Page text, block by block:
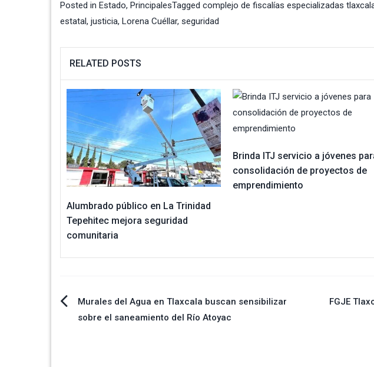
Posted in Estado, PrincipalesTagged complejo de fiscalías especializadas
estatal, justicia, Lorena Cuéllar, seguridad
RELATED POSTS
Alumbrado público en La Trinidad
Tepehitec mejora seguridad
comunitaria
Brinda ITJ servicio a jóvenes
consolidación de proyectos de
emprendimiento
Navegación
Murales del Agua en Tlaxcala buscan sensibilizar
sobre el saneamiento del Río Atoyac
FGJE